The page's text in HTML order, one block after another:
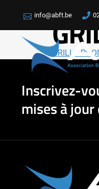
info@abft.be
GRILLE
Inscrivez-
mises à